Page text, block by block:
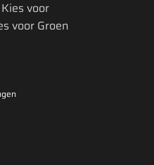
voor
voor Groen